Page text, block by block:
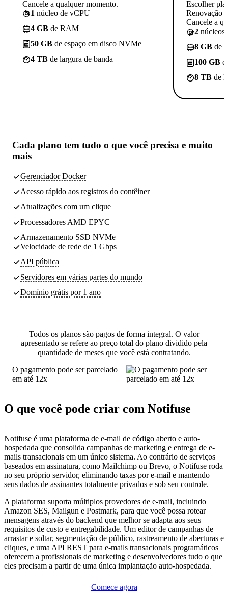
Cancele a qualquer momento.
1 núcleo de vCPU
4 GB de RAM
50 GB de espaço em disco NVMe
4 TB de largura de banda
Escolher
Renovação
Cancele a
2 núcleos
8 GB de
100 GB
8 TB de
Cada plano tem tudo o que você precisa e muito
mais
Gerenciador Docker
Acesso rápido aos registros do contêiner
Atualizações com um clique
Processadores AMD EPYC
Armazenamento SSD NVMe
Velocidade de rede de 1 Gbps
API pública
Servidores em várias partes do mundo
Domínio grátis por 1 ano
Todos os planos são pagos de forma integral. O valor
apresentado se refere ao preço total do plano dividido pela
quantidade de meses que você está contratando.
O pagamento pode ser parcelado
em até 12x
O que você pode criar com Notifuse
Notifuse é uma plataforma de e-mail de código aberto e auto-
hospedada que consolida campanhas de marketing e entrega de e-
mails transacionais em um único sistema. Ao contrário de serviços
baseados em assinatura, como Mailchimp ou Brevo, o Notifuse roda
no seu próprio servidor, eliminando taxas por e-mail e mantendo
seus dados de assinantes totalmente privados e sob seu controle.
A plataforma suporta múltiplos provedores de e-mail, incluindo
Amazon SES, Mailgun e Postmark, para que você possa rotear
mensagens através do backend que melhor se adapta aos seus
requisitos de custo e entregabilidade. Um editor de campanhas de
arrastar e soltar, segmentação de público, rastreamento de aberturas e
cliques, e uma API REST para e-mails transacionais programáticos
oferecem a profissionais de marketing e desenvolvedores tudo o que
eles precisam a partir de uma única implantação auto-hospedada.
Comece agora